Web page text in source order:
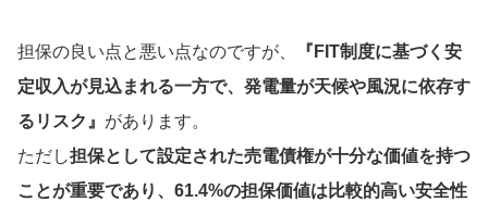
担保の良い点と悪い点なのですが、
『FIT制度に基づく安
定収入が見込まれる一方で、発電量が天候や風況に依存す
るリスク』 があります。
ただし担保として設定された売電債権が十分な価値を持つ
ことが重要であり、61.4%の担保価値は比較的高い安全性